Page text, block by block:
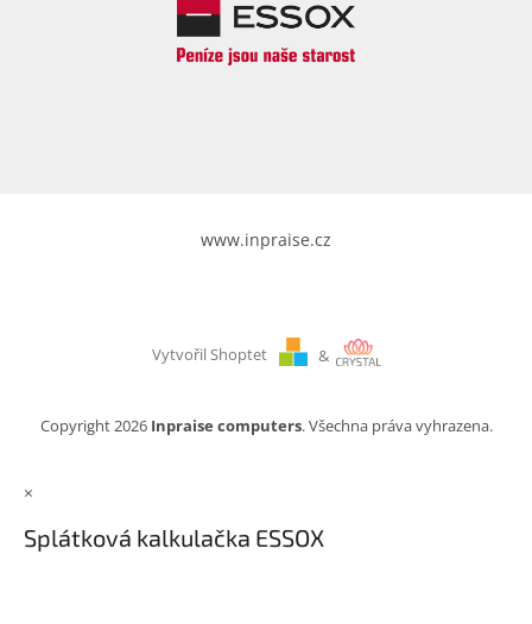
www.inpraise.cz
Vytvořil Shoptet &
Copyright 2026 Inpraise computers. Všechna práva vyhrazena.
×
Splátková kalkulačka ESSOX